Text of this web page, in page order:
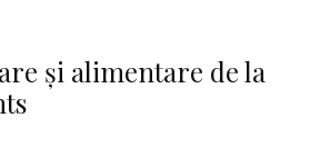
și alimentare de la